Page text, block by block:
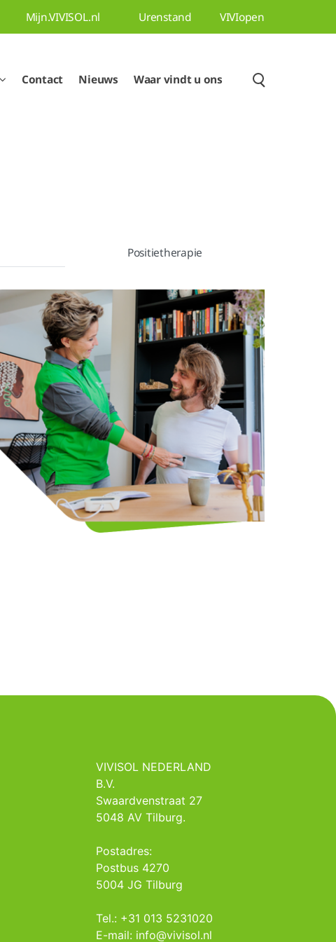
Mijn.VIVISOL.nl Urenstand VIVIopen
Contact Nieuws Waar vindt u ons
Positietherapie
VIVISOL NEDERLAND
B.V.
Swaardvenstraat 27
5048 AV Tilburg.
Postadres:
Postbus 4270
5004 JG Tilburg
Tel.: +31 013 5231020
E-mail: info@vivisol.nl